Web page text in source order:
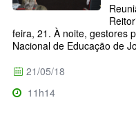
feira, 21. À noite, gestores
Nacional de Educação de
21/05/18
11h14